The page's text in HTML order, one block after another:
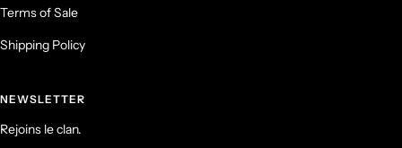
Terms of Sale
Shipping Policy
NEWSLETTER
Rejoins le clan.